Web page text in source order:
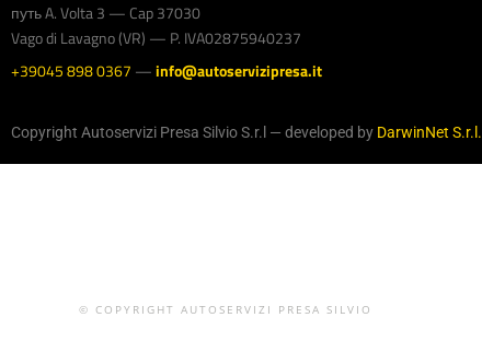
путь A. Volta 3 — Cap 37030
Vago di Lavagno (VR) — P. IVA02875940237
+39045 898 0367 —info@autoservizipresa.it
Copyright Autoservizi Presa Silvio S.r.l — developed by DarwinNet S.r.l.
© COPYRIGHT AUTOSERVIZI PRESA SILVIO